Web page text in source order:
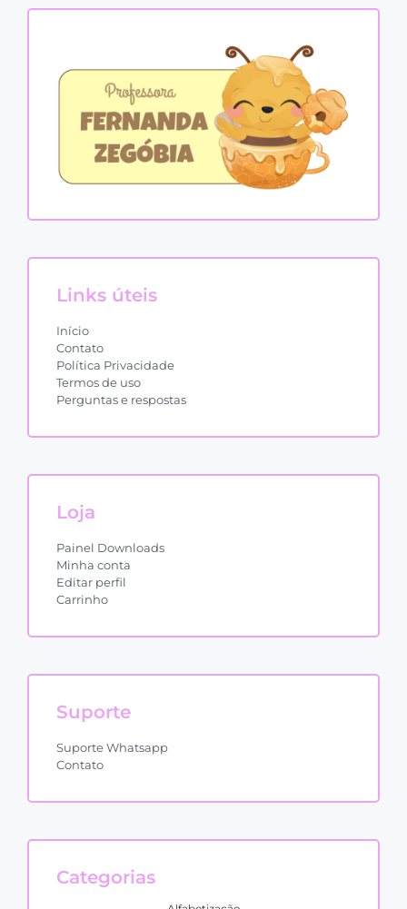
Links úteis
Início
Contato
Política Privacidade
Termos de uso
Perguntas e respostas
Loja
Painel Downloads
Minha conta
Editar perfil
Carrinho
Suporte
Suporte Whatsapp
Contato
Categorias